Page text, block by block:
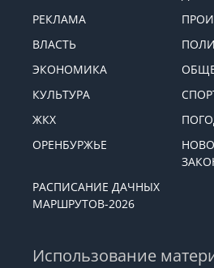
РЕКЛАМА
ВЛАСТЬ
ЭКОНОМИКА
КУЛЬТУРА
ЖКХ
ОРЕНБУРЖЬЕ
РАСПИСАНИЕ ДАЧНЫХ
МАРШРУТОВ-2026
Использование